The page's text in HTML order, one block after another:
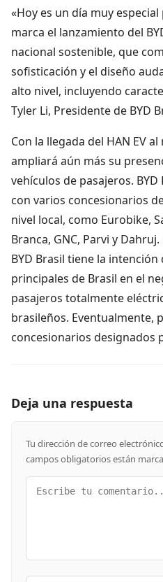
«Hoy es un día muy especial
marca el lanzamiento del
nacional sostenible, que
sofisticación y el diseño
alto nivel, incluyendo
Tyler Li, Presidente de BYD
Con la llegada del HAN EV
ampliará aún más su
vehículos de pasajeros.
con varios concesionarios
nivel local, como Eurobike,
Branca, GNC, Parvi y
BYD Brasil tiene la
principales de Brasil en el
pasajeros totalmente
brasileños. Eventualmente,
concesionarios designados
Deja una respuesta
Tu dirección de correo
campos obligatorios están